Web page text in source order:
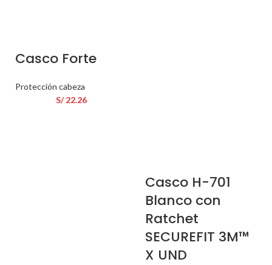
Casco Forte
Protección cabeza
S/22.26
Casco H-701
Blanco con
Ratchet
SECUREFIT 3M™
X UND